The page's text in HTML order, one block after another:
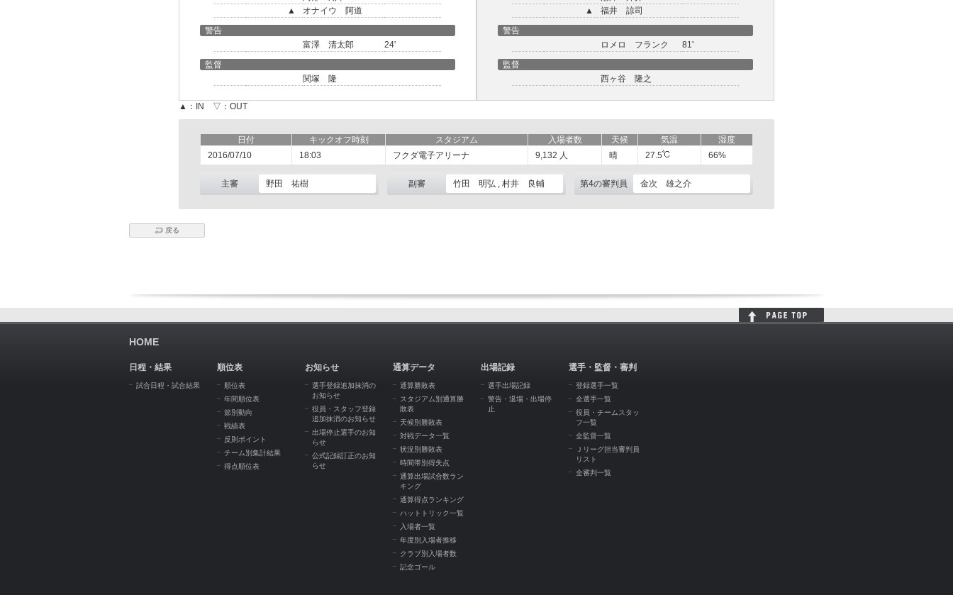
▲
オナイウ 阿道
▲
福井 諒司
警告
富澤 清太郎
24'
警告
ロメロ フランク
81'
監督
関塚 隆
監督
西ヶ谷 隆之
▲：IN ▽：OUT
日付 キックオフ時刻 スタジアム 入場者数 天候 気温
湿度
2016/07/10
18:03 フクダ電子アリーナ 9,132 人 晴 27.5 66%
主審 野田 祐樹 副審 竹田 明弘 , 村井 良輔 第4の審判員 金次 雄之介
戻る
HOME
日程・結果
試合日程・試合結果
順位表
順位表
年間順位表
節別動向
戦績表
反則ポイント
チーム別集計結果
得点順位表
お知らせ
選手登録追加抹消の
お知らせ
役員・スタッフ登録
追加抹消のお知らせ
出場停止選手のお知
らせ
公式記録訂正のお知
らせ
通算データ
通算勝敗表
スタジアム別通算勝
敗表
天候別勝敗表
対戦データ一覧
状況別勝敗表
時間帯別得失点
通算出場試合数ラン
キング
通算得点ランキング
ハットトリック一覧
入場者一覧
年度別入場者推移
クラブ別入場者数
記念ゴール
出場記録
選手出場記録
警告・退場・出場停
止
選手・監督・審判
登録選手一覧
全選手一覧
役員・チームスタッ
フ一覧
全監督一覧
Ｊリーグ担当審判員
リスト
全審判一覧